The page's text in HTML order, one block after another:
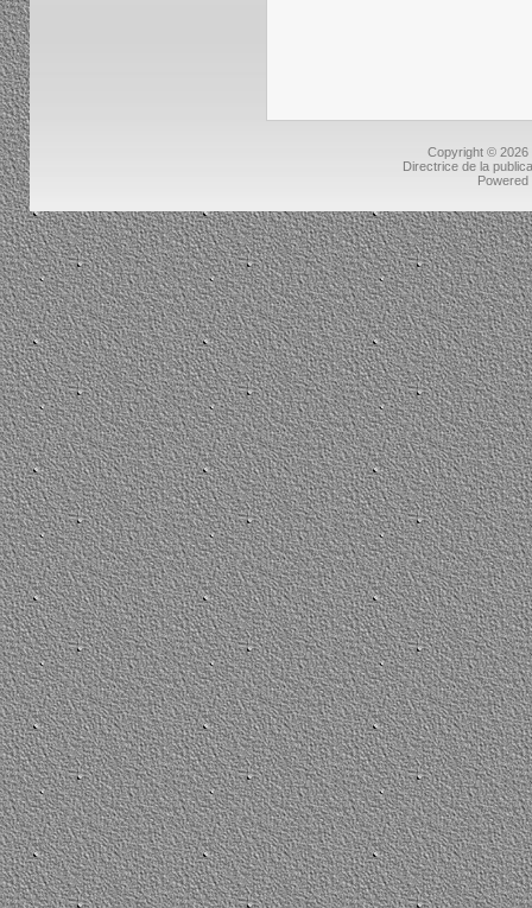
Copyright © 2026
Directrice de la